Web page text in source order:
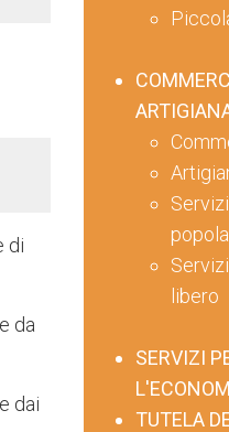
di
da
dai
libero
SERVIZI
TUTELA